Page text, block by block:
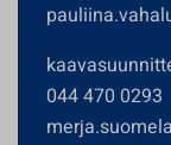
044 470 0293